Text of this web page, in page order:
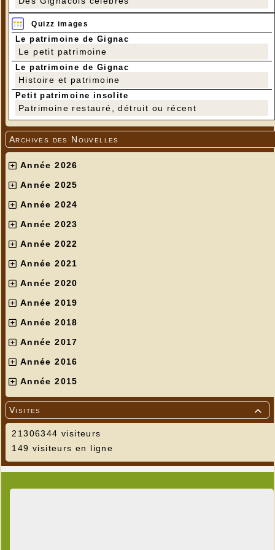
Quizz images
Le patrimoine de Gignac
Le petit patrimoine
Le patrimoine de Gignac
Histoire et patrimoine
Petit patrimoine insolite
Patrimoine restauré, détruit ou récent
Archives des Nouvelles
Année 2026
Année 2025
Année 2024
Année 2023
Année 2022
Année 2021
Année 2020
Année 2019
Année 2018
Année 2017
Année 2016
Année 2015

Visites
21306344 visiteurs
149 visiteurs en ligne